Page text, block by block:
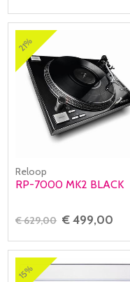
21%
Reloop
RP-7000 MK2 BLACK
€ 629,00 € 499,00
15%